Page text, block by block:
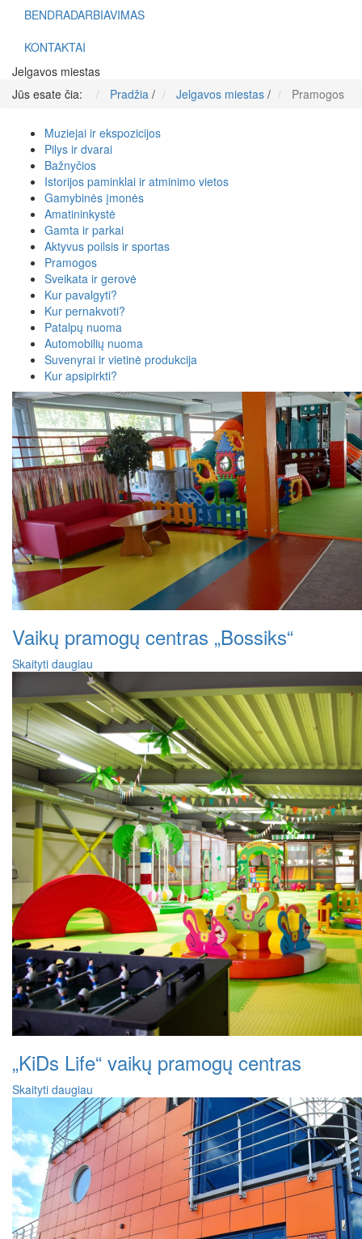
BENDRADARBIAVIMAS
KONTAKTAI
Jelgavos miestas
Jūs esate čia:
Pradžia / Jelgavos miestas / Pramogos
Muziejai ir ekspozicijos
Pilys ir dvarai
Bažnyčios
Istorijos paminklai ir atminimo vietos
Gamybinės įmonės
Amatininkystė
Gamta ir parkai
Aktyvus poilsis ir sportas
Pramogos
Sveikata ir gerovė
Kur pavalgyti?
Kur pernakvoti?
Patalpų nuoma
Automobilių nuoma
Suvenyrai ir vietinė produkcija
Kur apsipirkti?
Vaikų pramogų centras „Bossiks“
Skaityti daugiau
„KiDs Life“ vaikų pramogų centras
Skaityti daugiau